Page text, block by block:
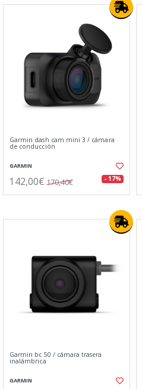
Garmin dash cam mini 3 / cámara
de conducción
GARMIN
142,00€ 170,40€ - 17%
Garmin bc 50 / cámara trasera
inalámbrica
GARMIN